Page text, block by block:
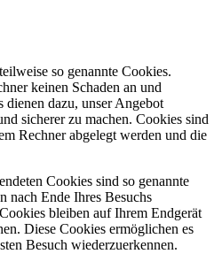
so genannte Cookies.
keinen Schaden an und
dazu, unser Angebot
sicherer zu machen. Cookies sind
Rechner abgelegt werden und die
Cookies sind so genannte
nach Ende Ihres Besuchs
bleiben auf Ihrem Endgerät
Diese Cookies ermöglichen es
Besuch wiederzuerkennen.